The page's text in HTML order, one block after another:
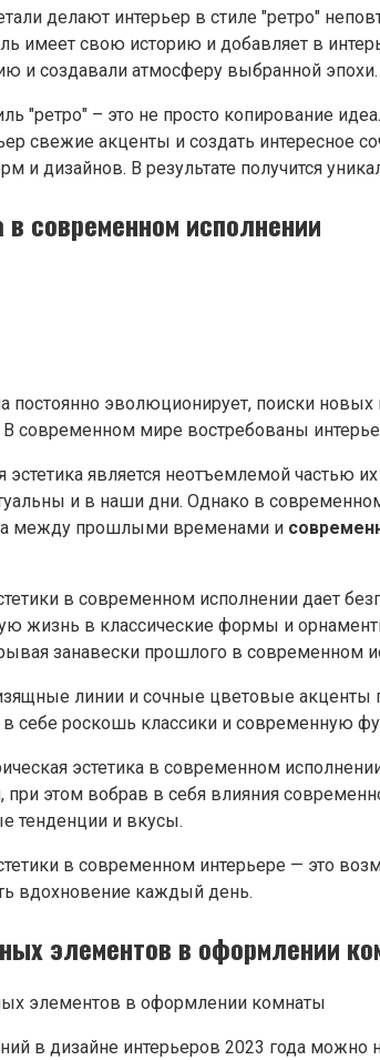
делают интерьер в стиле "ретро"
имеет свою историю и добавляет в
и создавали атмосферу выбранной эпохи.
"ретро" – это не просто копирование
свежие акценты и создать интересное
и дизайнов. В результате получится
современном исполнении
постоянно эволюционирует, поиски
современном мире востребованы
эстетика является неотъемлемой
и в наши дни. Однако в
между прошлыми временами и
в современном исполнении дает
жизнь в классические формы и
занавески прошлого в современном
линии и сочные цветовые
себе роскошь классики и современную
эстетика в современном
при этом вобрав в себя влияния
тенденции и вкусы.
в современном интерьере — это
вдохновение каждый день.
элементов в оформлении
в дизайне интерьеров 2023 года можно